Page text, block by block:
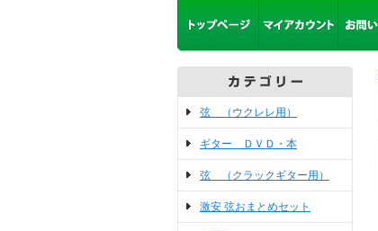
弦 （ウクレレ用）
ギター ＤＶＤ・本
弦 （クラックギター用）
激安 弦おまとめセット